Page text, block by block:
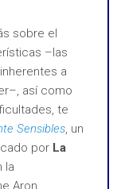
sobre el
–las
a
así como
te
Sensibles, un
por La
la
Aron.